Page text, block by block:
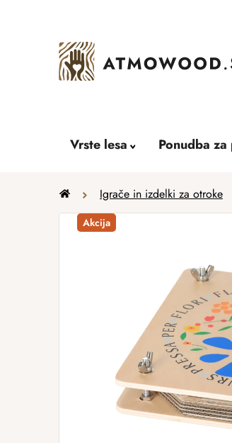
Vrste lesa Ponudba
Home Igrače in izdelki za otroke
Akcija